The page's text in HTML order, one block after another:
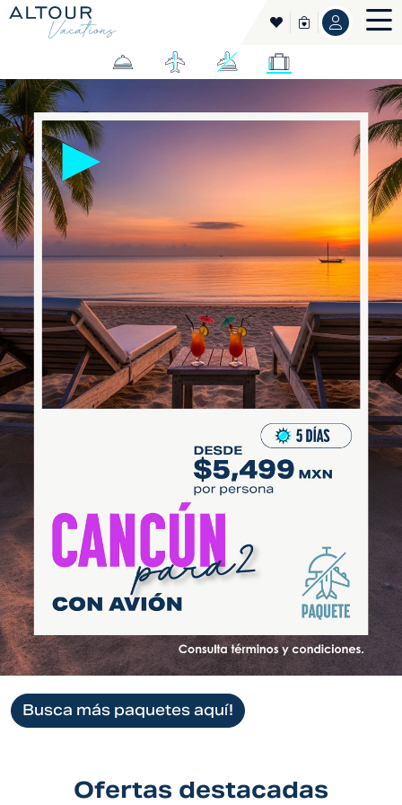
Busca más paquetes aquí!
Ofertas destacadas